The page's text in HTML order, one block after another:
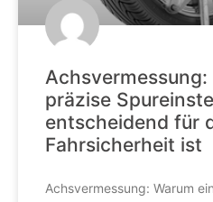
Achsvermessung:
präzise
entscheidend für
Fahrsicherheit ist
Achsvermessung: Warum